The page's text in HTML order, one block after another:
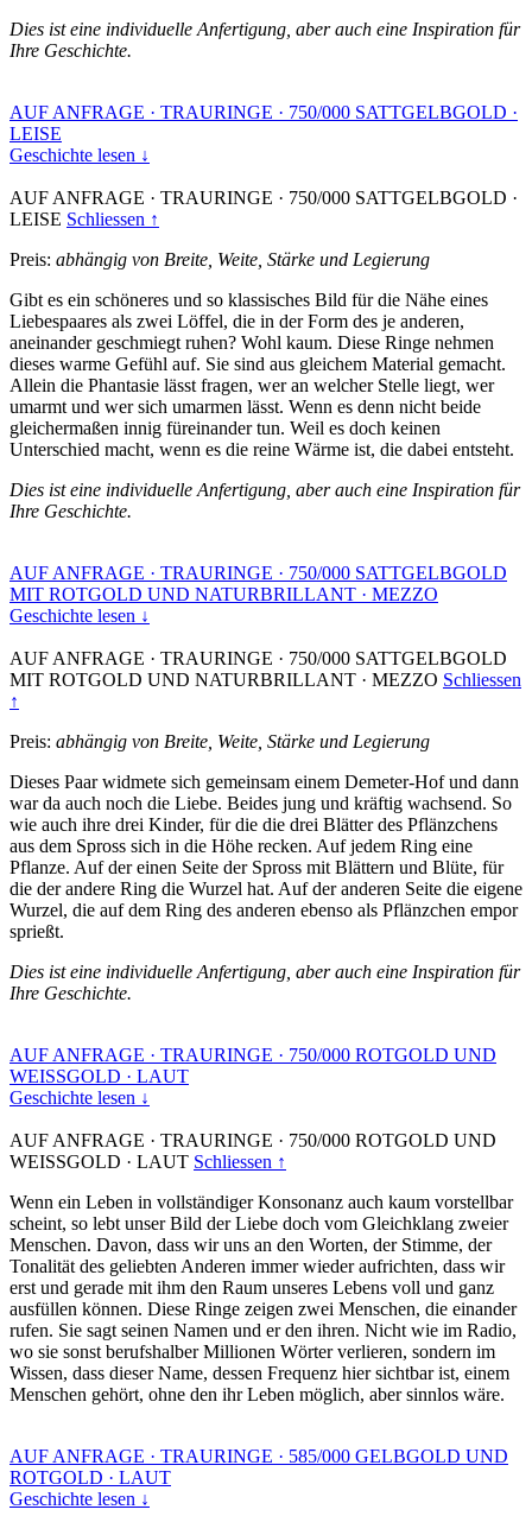
Dies ist eine individuelle Anfertigung, aber auch eine Inspiration für
Ihre Geschichte.
AUF ANFRAGE · TRAURINGE · 750/000 SATTGELBGOLD ·
LEISE
Geschichte lesen ↓
AUF ANFRAGE · TRAURINGE · 750/000 SATTGELBGOLD ·
LEISE Schliessen ↑
Preis: abhängig von Breite, Weite, Stärke und Legierung
Gibt es ein schöneres und so klassisches Bild für die Nähe eines
Liebespaares als zwei Löffel, die in der Form des je anderen,
aneinander geschmiegt ruhen? Wohl kaum. Diese Ringe nehmen
dieses warme Gefühl auf. Sie sind aus gleichem Material gemacht.
Allein die Phantasie lässt fragen, wer an welcher Stelle liegt, wer
umarmt und wer sich umarmen lässt. Wenn es denn nicht beide
gleichermaßen innig füreinander tun. Weil es doch keinen
Unterschied macht, wenn es die reine Wärme ist, die dabei entsteht.
Dies ist eine individuelle Anfertigung, aber auch eine Inspiration für
Ihre Geschichte.
AUF ANFRAGE · TRAURINGE · 750/000 SATTGELBGOLD
MIT ROTGOLD UND NATURBRILLANT · MEZZO
Geschichte lesen ↓
AUF ANFRAGE · TRAURINGE · 750/000 SATTGELBGOLD
MIT ROTGOLD UND NATURBRILLANT · MEZZO Schliessen
↑
Preis: abhängig von Breite, Weite, Stärke und Legierung
Dieses Paar widmete sich gemeinsam einem Demeter-Hof und dann
war da auch noch die Liebe. Beides jung und kräftig wachsend. So
wie auch ihre drei Kinder, für die die drei Blätter des Pflänzchens
aus dem Spross sich in die Höhe recken. Auf jedem Ring eine
Pflanze. Auf der einen Seite der Spross mit Blättern und Blüte, für
die der andere Ring die Wurzel hat. Auf der anderen Seite die eigene
Wurzel, die auf dem Ring des anderen ebenso als Pflänzchen empor
sprießt.
Dies ist eine individuelle Anfertigung, aber auch eine Inspiration für
Ihre Geschichte.
AUF ANFRAGE · TRAURINGE · 750/000 ROTGOLD UND
WEISSGOLD · LAUT
Geschichte lesen ↓
AUF ANFRAGE · TRAURINGE · 750/000 ROTGOLD UND
WEISSGOLD · LAUT Schliessen ↑
Wenn ein Leben in vollständiger Konsonanz auch kaum vorstellbar
scheint, so lebt unser Bild der Liebe doch vom Gleichklang zweier
Menschen. Davon, dass wir uns an den Worten, der Stimme, der
Tonalität des geliebten Anderen immer wieder aufrichten, dass wir
erst und gerade mit ihm den Raum unseres Lebens voll und ganz
ausfüllen können. Diese Ringe zeigen zwei Menschen, die einander
rufen. Sie sagt seinen Namen und er den ihren. Nicht wie im Radio,
wo sie sonst berufshalber Millionen Wörter verlieren, sondern im
Wissen, dass dieser Name, dessen Frequenz hier sichtbar ist, einem
Menschen gehört, ohne den ihr Leben möglich, aber sinnlos wäre.
AUF ANFRAGE · TRAURINGE · 585/000 GELBGOLD UND
ROTGOLD · LAUT
Geschichte lesen ↓